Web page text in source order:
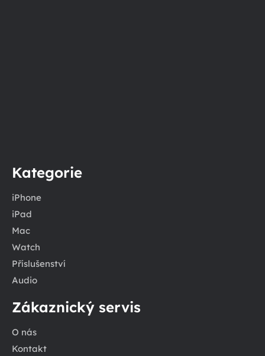
Kategorie
iPhone
iPad
Mac
Watch
Příslušenství
Audio
Zákaznický servis
O nás
Kontakt